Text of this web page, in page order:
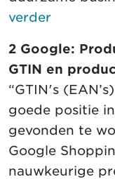
verder
2 Google:
GTIN en
“GTIN's
goede positie
gevonden te
Google
nauwkeurige